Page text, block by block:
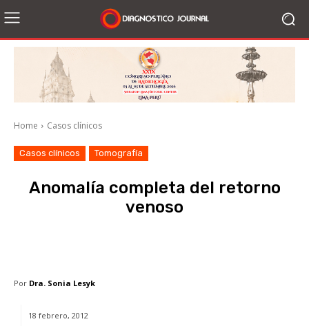
Home Casos clínicos
Casos clínicos Tomografía
Anomalía completa del retorno
venoso
Por Dra. Sonia Lesyk
18 febrero, 2012